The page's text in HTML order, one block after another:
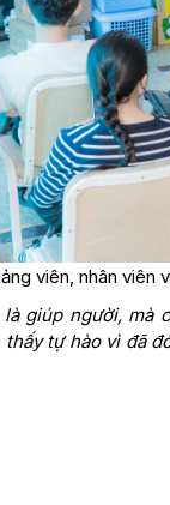
viên, nhân viên
là giúp người,
tự hào vì đã